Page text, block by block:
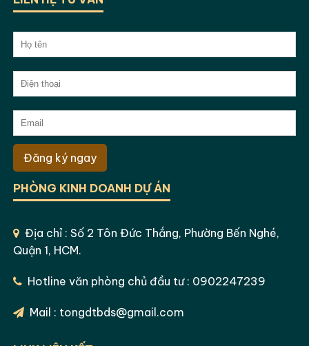
Đăng ký ngay
PHÒNG KINH DOANH DỰ ÁN
Địa chỉ : Số 2 Tôn Đức Thắng, Phường Bến Nghé,
Quận 1, HCM.
Hotline văn phòng chủ đầu tư : 0902247239
Mail : tongdtbds@gmail.com